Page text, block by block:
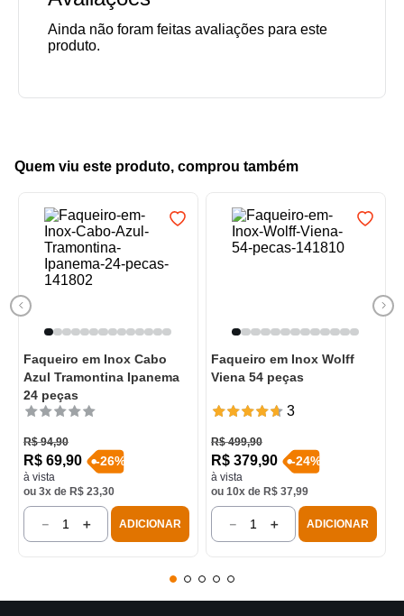
Quem viu este produto, comprou também
Faqueiro em Inox Cabo
Azul Tramontina Ipanema
24 peças
R$ 94,90
R$ 69,90
à vista
-26%
ou 3x de R$ 23,30
＋
－ ADICIONAR
Faqueiro em Inox Wolff
Viena 54 peças
3
R$ 499,90
R$ 379,90
à vista
-24%
ou 10x de R$ 37,99
＋
－ ADICIONAR